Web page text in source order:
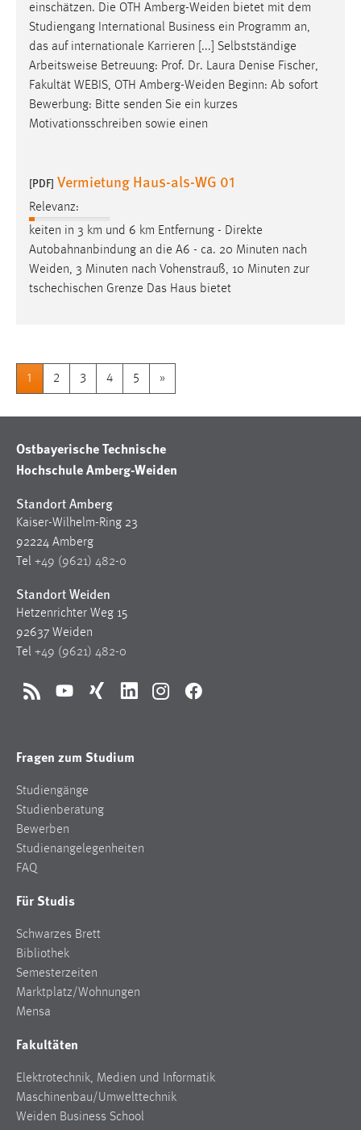
einschätzen. Die OTH Amberg-Weiden bietet mit dem
Studiengang International Business ein Programm an,
das auf internationale Karrieren [...] Selbstständige
Arbeitsweise Betreuung: Prof. Dr. Laura Denise Fischer,
Fakultät WEBIS, OTH Amberg-Weiden Beginn: Ab sofort
Bewerbung: Bitte senden Sie ein kurzes
Motivationsschreiben sowie einen
[PDF] Vermietung Haus-als-WG 01
Relevanz:
keiten in 3 km und 6 km Entfernung - Direkte
Autobahnanbindung an die A6 - ca. 20 Minuten nach
Weiden, 3 Minuten nach Vohenstrauß, 10 Minuten zur
tschechischen Grenze Das Haus bietet
1 2 3 4 5 »
Ostbayerische Technische
Hochschule Amberg-Weiden
Standort Amberg
Kaiser-Wilhelm-Ring 23
92224 Amberg
Tel +49 (9621) 482-0
Standort Weiden
Hetzenrichter Weg 15
92637 Weiden
Tel +49 (9621) 482-0
RSS YouTubeXing LinkedInInstagramFacebook
Fragen zum Studium
Studiengänge
Studienberatung
Bewerben
Studienangelegenheiten
FAQ
Für Studis
Schwarzes Brett
Bibliothek
Semesterzeiten
Marktplatz/Wohnungen
Mensa
Fakultäten
Elektrotechnik, Medien und Informatik
Maschinenbau/Umwelttechnik
Weiden Business School